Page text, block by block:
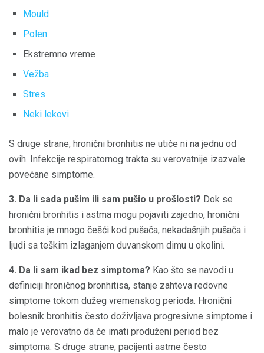
Mould
Polen
Ekstremno vreme
Vežba
Stres
Neki lekovi
S druge strane, hronični bronhitis ne utiče ni na jednu od
ovih. Infekcije respiratornog trakta su verovatnije izazvale
povećane simptome.
3. Da li sada pušim ili sam pušio u prošlosti? Dok se
hronični bronhitis i astma mogu pojaviti zajedno, hronični
bronhitis je mnogo češći kod pušača, nekadašnjih pušača i
ljudi sa teškim izlaganjem duvanskom dimu u okolini.
4. Da li sam ikad bez simptoma? Kao što se navodi u
definiciji hroničnog bronhitisa, stanje zahteva redovne
simptome tokom dužeg vremenskog perioda. Hronični
bolesnik bronhitis često doživljava progresivne simptome i
malo je verovatno da će imati produženi period bez
simptoma. S druge strane, pacijenti astme često